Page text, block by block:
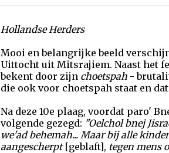
Hollandse Herders
Mooi en belangrijke beeld
Uittocht uit Mitsrajiem. Naast het
bekent door zijn choetspah -
die ook voor choetspah staat en
Na deze 10e plaag, voordat paro'
volgende gezegd: "Oelchol bnej
we'ad behemah... Maar bij alle
aangescherpt[geblaft], tegen mens